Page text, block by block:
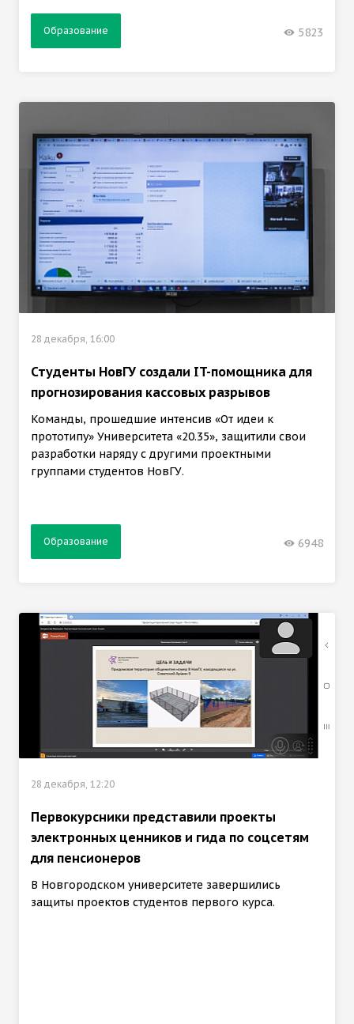
Образование 5823
28 декабря, 16:00
Студенты НовГУ создали IT-помощника для
прогнозирования кассовых разрывов
Команды, прошедшие интенсив «От идеи к
прототипу» Университета «20.35», защитили свои
разработки наряду с другими проектными
группами студентов НовГУ.
Образование 6948
28 декабря, 12:20
Первокурсники представили проекты
электронных ценников и гида по соцсетям
для пенсионеров
В Новгородском университете завершились
защиты проектов студентов первого курса.